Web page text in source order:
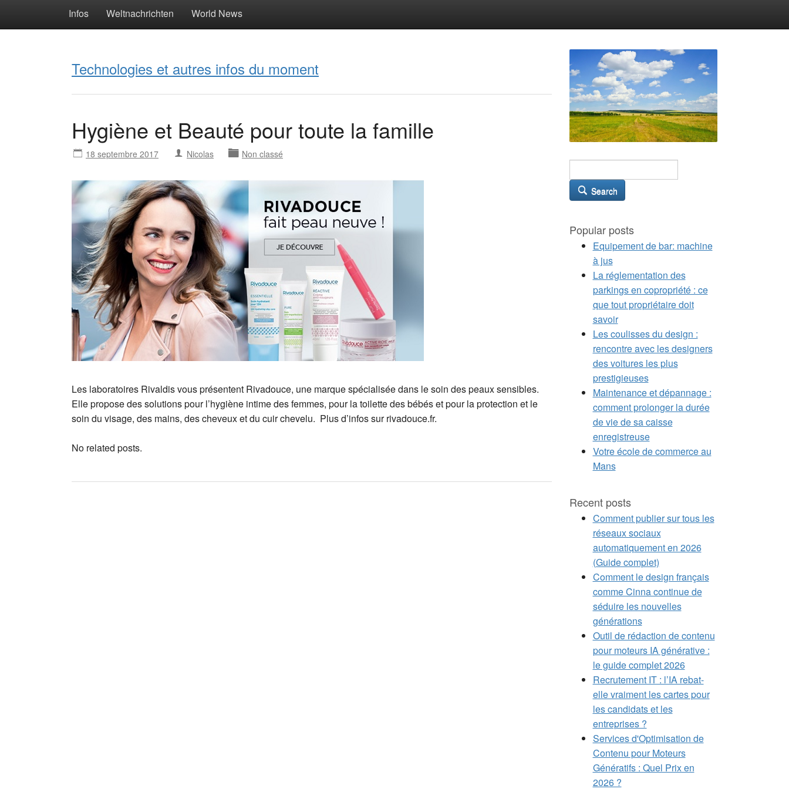
Infos Weltnachrichten World News
Technologies et autres infos du moment
Hygiène et Beauté pour toute la famille
18 septembre 2017 Nicolas Non classé
Les laboratoires Rivaldis vous présentent Rivadouce, une marque spécialisée dans le soin des peaux sensibles.
Elle propose des solutions pour l’hygiène intime des femmes, pour la toilette des bébés et pour la protection et le
soin du visage, des mains, des cheveux et du cuir chevelu. Plus d’infos sur rivadouce.fr.
No related posts.
Search
Popular posts
Equipement de bar: machine
à jus
La réglementation des
parkings en copropriété : ce
que tout propriétaire doit
savoir
Les coulisses du design :
rencontre avec les designers
des voitures les plus
prestigieuses
Maintenance et dépannage :
comment prolonger la durée
de vie de sa caisse
enregistreuse
Votre école de commerce au
Mans
Recent posts
Comment publier sur tous les
réseaux sociaux
automatiquement en 2026
(Guide complet)
Comment le design français
comme Cinna continue de
séduire les nouvelles
générations
Outil de rédaction de contenu
pour moteurs IA générative :
le guide complet 2026
Recrutement IT : l’IA rebat-
elle vraiment les cartes pour
les candidats et les
entreprises ?
Services d'Optimisation de
Contenu pour Moteurs
Génératifs : Quel Prix en
2026 ?